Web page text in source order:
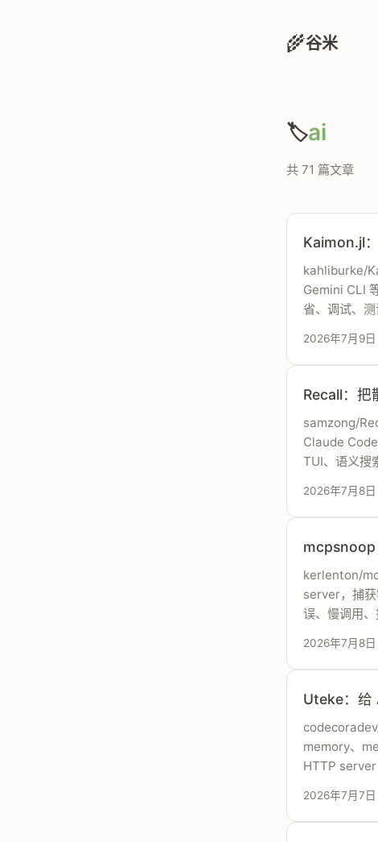
🌾谷米
🏷️ai
共 71 篇文章
Kaimon.jl
kahliburke/
Gemini CLI
省、调试、
2026年7月9日
Recall：把
samzong/
Claude
TUI、语义搜
2026年7月8日
mcpsnoop
kerlenton/
server，捕
误、慢调用、
2026年7月8日
Uteke：给
memory、
HTTP server
2026年7月7日